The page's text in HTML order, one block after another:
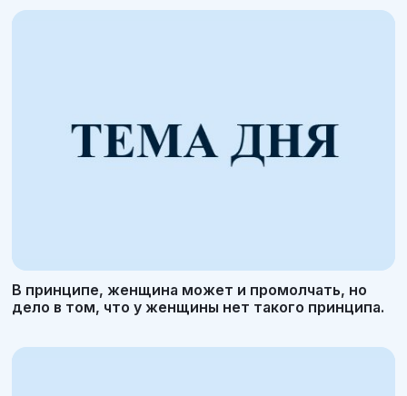
В принципе, женщина может и промолчать, но
дело в том, что у женщины нет такого принципа.